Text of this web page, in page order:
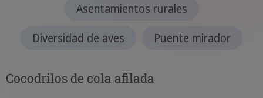
Asentamientos rurales
Diversidad de aves
Puente mirador
Cocodrilos de cola afilada